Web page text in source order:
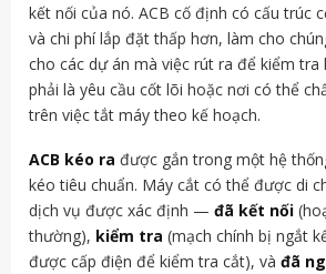
kết nối của nó. ACB cố định có cấu trúc
và chi phí lắp đặt thấp hơn, làm cho
cho các dự án mà việc rút ra để kiểm
phải là yêu cầu cốt lõi hoặc nơi có thể
trên việc tắt máy theo kế hoạch.
ACB kéo ra được gắn trong một hệ
kéo tiêu chuẩn. Máy cắt có thể được di
dịch vụ được xác định — đã kết nối
thường), kiểm tra (mạch chính bị ngắt
được cấp điện để kiểm tra cắt), và đã